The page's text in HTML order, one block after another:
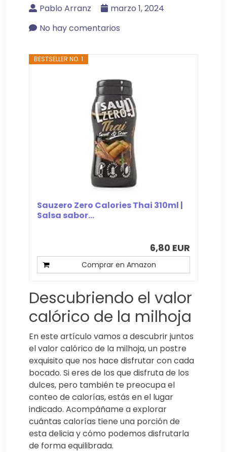
Pablo Arranz
marzo 1, 2024
No hay comentarios
BESTSELLER NO. 1
Sauzero Zero Calories Thai 310ml |
Salsa sabor...
6,80 EUR
Comprar en Amazon
Descubriendo el valor
calórico de la milhoja
En este artículo vamos a descubrir juntos
el valor calórico de la milhoja, un postre
exquisito que nos hace disfrutar con cada
bocado. Si eres de los que disfruta de los
dulces, pero también te preocupa el
conteo de calorías, estás en el lugar
indicado. Acompáñame a explorar
cuántas calorías tiene una porción de
esta delicia y cómo podemos disfrutarla
de forma equilibrada.